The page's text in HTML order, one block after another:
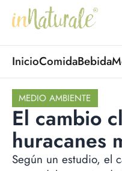
InicioComidaBebida
MEDIO AMBIENTE
El cambio
huracanes
Según un estudio, el